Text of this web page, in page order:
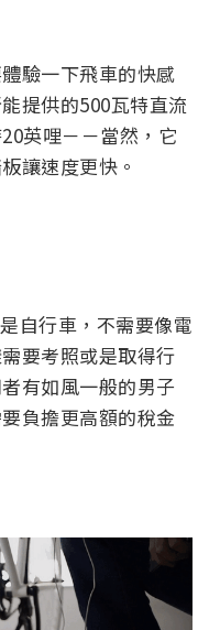
驗一下飛車的快感
提供的500瓦特直流
英哩－－當然，它
讓速度更快。
自行車，不需要像電
要考照或是取得行
有如風一般的男子